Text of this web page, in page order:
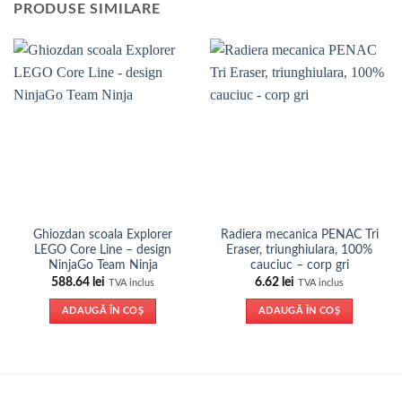
PRODUSE SIMILARE
Ghiozdan scoala Explorer
LEGO Core Line – design
NinjaGo Team Ninja
588.64 lei TVA inclus
ADAUGĂ ÎN COȘ
Radiera mecanica PENAC Tri
Eraser, triunghiulara, 100%
cauciuc – corp gri
6.62 lei TVA inclus
ADAUGĂ ÎN COȘ